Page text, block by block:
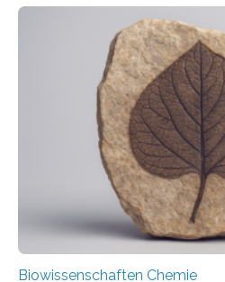
der Ruhr-Universität Bochum
und Dr. Ismaila Francis Yusuf
unbekannten
peroxisomalen
Saccharomyces cerevisiae
Funktionsfähigkeit der
Studie wurde am 28. Oktober
Fachzeitschrift…
Biowissenschaften Chemie